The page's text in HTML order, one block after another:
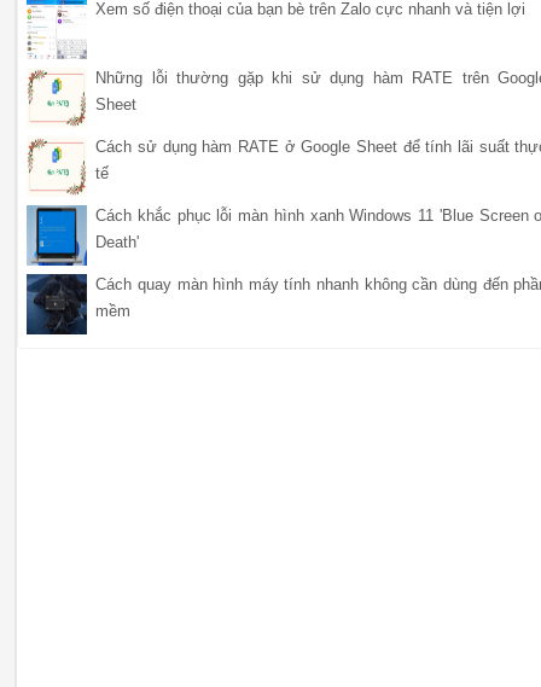
Xem số điện thoại của bạn bè trên Zalo cực nhanh và tiện lợi
Những lỗi thường gặp khi sử dụng hàm RATE trên
Sheet
Cách sử dụng hàm RATE ở Google Sheet để tính lãi suất
tế
Cách khắc phục lỗi màn hình xanh Windows 11 'Blue Screen
Death'
Cách quay màn hình máy tính nhanh không cần dùng đến
mềm